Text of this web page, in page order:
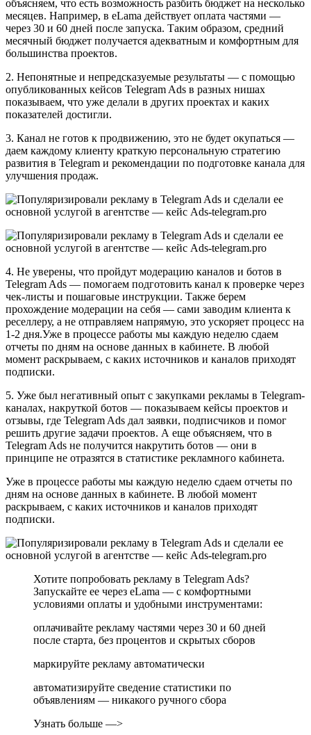
объясняем, что есть возможность разбить бюджет на несколько
месяцев. Например, в eLama действует оплата частями —
через 30 и 60 дней после запуска. Таким образом, средний
месячный бюджет получается адекватным и комфортным для
большинства проектов.
2. Непонятные и непредсказуемые результаты — с помощью
опубликованных кейсов Telegram Ads в разных нишах
показываем, что уже делали в других проектах и каких
показателей достигли.
3. Канал не готов к продвижению, это не будет окупаться —
даем каждому клиенту краткую персональную стратегию
развития в Telegram и рекомендации по подготовке канала для
улучшения продаж.
4. Не уверены, что пройдут модерацию каналов и ботов в
Telegram Ads — помогаем подготовить канал к проверке через
чек-листы и пошаговые инструкции. Также берем
прохождение модерации на себя — сами заводим клиента к
реселлеру, а не отправляем напрямую, это ускоряет процесс на
1-2 дня.Уже в процессе работы мы каждую неделю сдаем
отчеты по дням на основе данных в кабинете. В любой
момент раскрываем, с каких источников и каналов приходят
подписки.
5. Уже был негативный опыт с закупками рекламы в Telegram-
каналах, накруткой ботов — показываем кейсы проектов и
отзывы, где Telegram Ads дал заявки, подписчиков и помог
решить другие задачи проектов. А еще объясняем, что в
Telegram Ads не получится накрутить ботов — они в
принципе не отразятся в статистике рекламного кабинета.
Уже в процессе работы мы каждую неделю сдаем отчеты по
дням на основе данных в кабинете. В любой момент
раскрываем, с каких источников и каналов приходят
подписки.
Хотите попробовать рекламу в Telegram Ads?
Запускайте ее через eLama — с комфортными
условиями оплаты и удобными инструментами:
оплачивайте рекламу частями через 30 и 60 дней
после старта, без процентов и скрытых сборов
маркируйте рекламу автоматически
автоматизируйте сведение статистики по
объявлениям — никакого ручного сбора
Узнать больше —>